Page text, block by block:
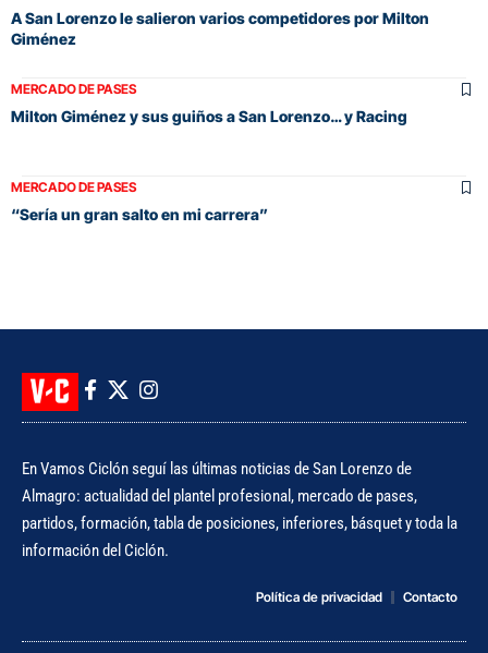
A San Lorenzo le salieron varios competidores por Milton
Giménez
MERCADO DE PASES
Milton Giménez y sus guiños a San Lorenzo… y Racing
MERCADO DE PASES
“Sería un gran salto en mi carrera”
En Vamos Ciclón seguí las últimas noticias de San Lorenzo de
Almagro: actualidad del plantel profesional, mercado de pases,
partidos, formación, tabla de posiciones, inferiores, básquet y toda la
información del Ciclón.
Política de privacidad Contacto